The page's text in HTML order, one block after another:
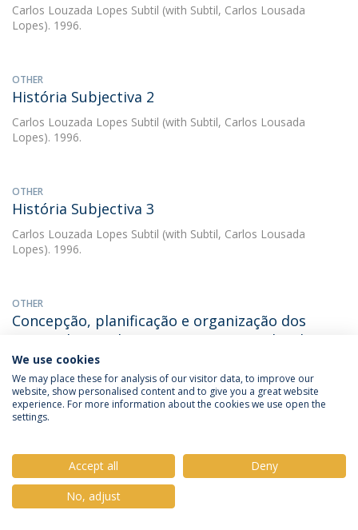
Carlos Louzada Lopes Subtil (with Subtil, Carlos Lousada
Lopes). 1996.
OTHER
História Subjectiva 2
Carlos Louzada Lopes Subtil (with Subtil, Carlos Lousada
Lopes). 1996.
OTHER
História Subjectiva 3
Carlos Louzada Lopes Subtil (with Subtil, Carlos Lousada
Lopes). 1996.
OTHER
Concepção, planificação e organização dos
cursos de estudos superiores especializados em
Enfermagem S. Infantil e Enf. na Comunidade
Carlos Louzada Lopes Subtil(with Subtil, Carlos Lousada
Lopes). 1995.
PAPER
Formação contínua de Enfermeiros em contexto
de trabalho
We use cookies
We may place these for analysis of our visitor data, to improve our
website, show personalised content and to give you a great website
experience. For more information about the cookies we use open the
settings.
Accept all
Deny
No, adjust